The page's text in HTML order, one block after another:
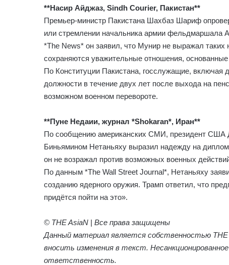
**Насир Айджаз, Sindh Courier, Пакистан**
Премьер-министр Пакистана Шахбаз Шариф
или стремлении начальника армии фельдмаршала
*The News* он заявил, что Мунир не выражал
сохраняются уважительные отношения,
По Конституции Пакистана, госслужащие,
должности в течение двух лет после выхода на
возможном военном перевороте.
**Пуне Недаии, журнал *Shokaran*, Иран**
По сообщению американских СМИ, президент США
Биньямином Нетаньяху выразил надежду на
он не возражал против возможных военных
По данным *The Wall Street Journal*, Нетаньяху
созданию ядерного оружия. Трамп ответил, что
придётся пойти на это».
© THE AsiaN | Все права защищены
Данный материал является собственностью THE
вносить изменения в текст.
ответственность.